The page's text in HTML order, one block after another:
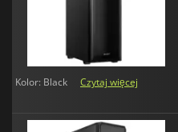
Kolor: Black Czytaj więcej